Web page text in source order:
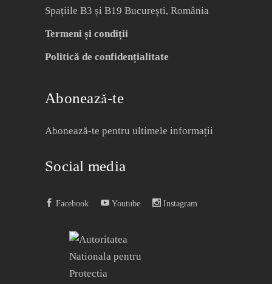
Spațiile B3 și B19 București, România
Termeni și condiții
Politică de confidențialitate
Abonează-te
Abonează-te pentru ultimele informații
Social media
Facebook Youtube Instagram